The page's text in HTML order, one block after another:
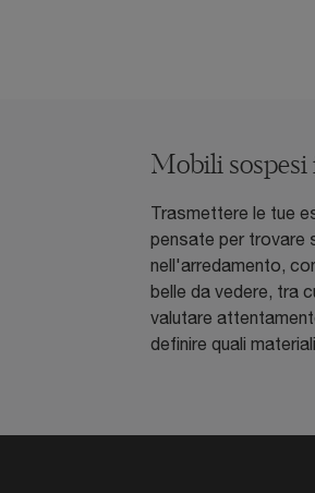
Mobili sospesi
Trasmettere le tue
pensate per trovare
nell'arredamento,
belle da vedere, tra
valutare
definire quali